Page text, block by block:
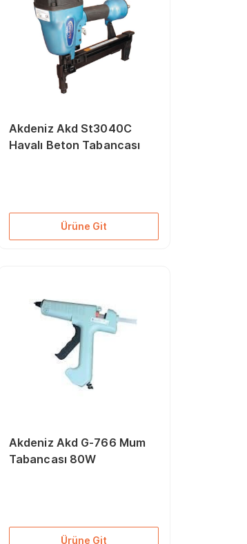
Akdeniz Akd St3040C
Havalı Beton Tabancası
Ürüne Git
Akdeniz Akd G-766 Mum
Tabancası 80W
Ürüne Git